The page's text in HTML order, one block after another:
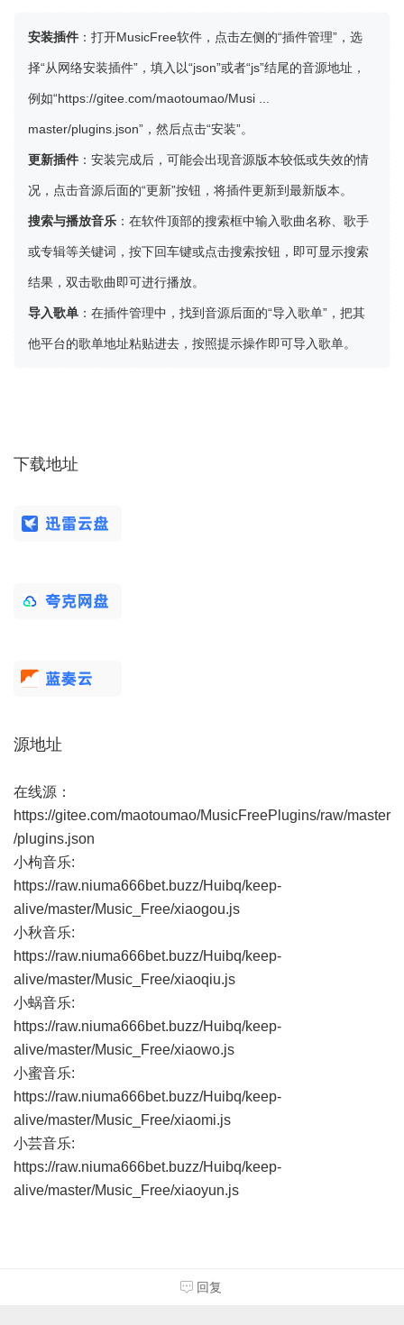
安装插件 ：打开MusicFree软件，点击左侧的“插件管理”，选
择“从网络安装插件”，填入以“json”或者“js”结尾的音源地址，
例如“https://gitee.com/maotoumao/Musi ...
master/plugins.json”，然后点击“安装”。
更新插件 ：安装完成后，可能会出现音源版本较低或失效的情
况，点击音源后面的“更新”按钮，将插件更新到最新版本。
搜索与播放音乐 ：在软件顶部的搜索框中输入歌曲名称、歌手
或专辑等关键词，按下回车键或点击搜索按钮，即可显示搜索
结果，双击歌曲即可进行播放。
导入歌单 ：在插件管理中，找到音源后面的“导入歌单”，把其
他平台的歌单地址粘贴进去，按照提示操作即可导入歌单。
下载地址
源地址
在线源：
https://gitee.com/maotoumao/MusicFreePlugins/raw/master
/plugins.json
小枸音乐:
https://raw.niuma666bet.buzz/Huibq/keep-
alive/master/Music_Free/xiaogou.js
小秋音乐:
https://raw.niuma666bet.buzz/Huibq/keep-
alive/master/Music_Free/xiaoqiu.js
小蜗音乐:
https://raw.niuma666bet.buzz/Huibq/keep-
alive/master/Music_Free/xiaowo.js
小蜜音乐:
https://raw.niuma666bet.buzz/Huibq/keep-
alive/master/Music_Free/xiaomi.js
小芸音乐:
https://raw.niuma666bet.buzz/Huibq/keep-
alive/master/Music_Free/xiaoyun.js
回复